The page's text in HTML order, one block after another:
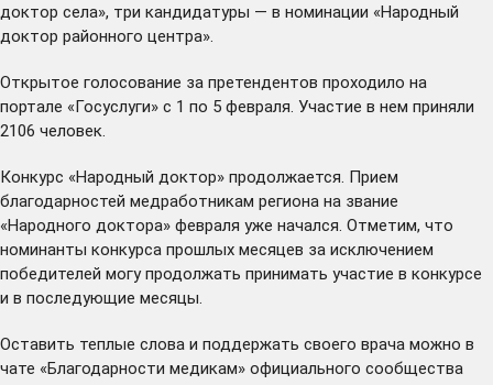
доктор села», три кандидатуры — в номинации «Народный
доктор районного центра».
Открытое голосование за претендентов проходило на
портале «Госуслуги» с 1 по 5 февраля. Участие в нем приняли
2106 человек.
Конкурс «Народный доктор» продолжается. Прием
благодарностей медработникам региона на звание
«Народного доктора» февраля уже начался. Отметим, что
номинанты конкурса прошлых месяцев за исключением
победителей могу продолжать принимать участие в конкурсе
и в последующие месяцы.
Оставить теплые слова и поддержать своего врача можно в
чате «Благодарности медикам» официального сообщества